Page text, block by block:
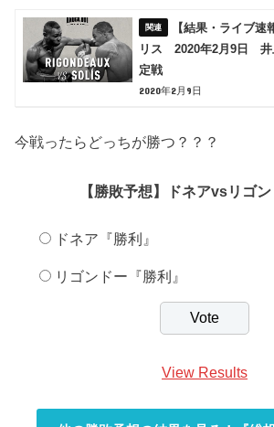
【結果・ライブ
リス 2020年2月9日 井
定戦
2020年2月9日
今戦ったらどっちが勝つ？？？
【勝敗予想】ドネアvsリゴ
ドネア『勝利』
リゴンドー『勝利』
View Results